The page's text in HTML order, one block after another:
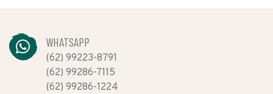
WHATSAPP
(62) 99223-8791
(62) 99286-7115
(62) 99286-1224